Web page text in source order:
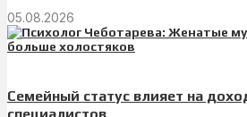
05.08.2026
Семейный статус влияет на